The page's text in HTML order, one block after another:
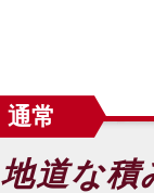
通常
地道な積